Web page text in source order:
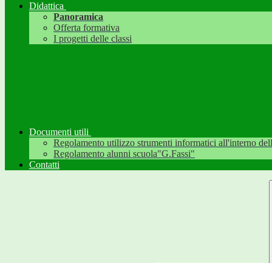
Didattica
Panoramica
Offerta formativa
I progetti delle classi
Documenti utili
Regolamento utilizzo strumenti informatici all'interno
Regolamento alunni scuola"G.Fassi"
Contatti